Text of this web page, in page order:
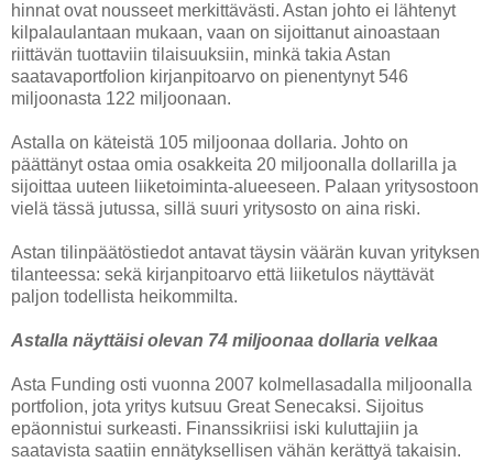
hinnat ovat nousseet merkittävästi. Astan johto ei lähtenyt
kilpalaulantaan mukaan, vaan on sijoittanut ainoastaan
riittävän tuottaviin tilaisuuksiin, minkä takia Astan
saatavaportfolion kirjanpitoarvo on pienentynyt 546
miljoonasta 122 miljoonaan.
Astalla on käteistä 105 miljoonaa dollaria. Johto on
päättänyt ostaa omia osakkeita 20 miljoonalla dollarilla ja
sijoittaa uuteen liiketoiminta-alueeseen. Palaan yritysostoon
vielä tässä jutussa, sillä suuri yritysosto on aina riski.
Astan tilinpäätöstiedot antavat täysin väärän kuvan yrityksen
tilanteessa: sekä kirjanpitoarvo että liiketulos näyttävät
paljon todellista heikommilta.
Astalla näyttäisi olevan 74 miljoonaa dollaria velkaa
Asta Funding osti vuonna 2007 kolmellasadalla miljoonalla
portfolion, jota yritys kutsuu Great Senecaksi. Sijoitus
epäonnistui surkeasti. Finanssikriisi iski kuluttajiin ja
saatavista saatiin ennätyksellisen vähän kerättyä takaisin.